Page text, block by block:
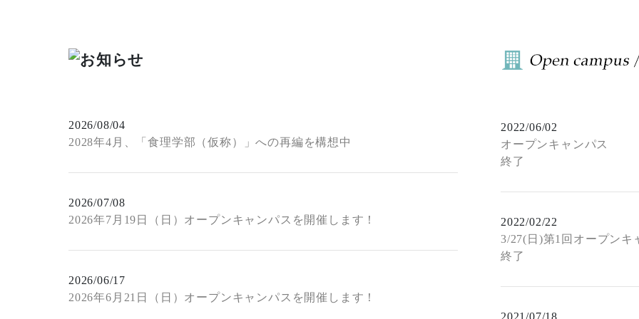
2026/08/04
2028年4月、「食理学部（仮称）」への再編を構想中
2026/07/08
2026年7月19日（日）オープンキャンパスを開催します！
2026/06/17
2026年6月21日（日）オープンキャンパスを開催します！
2022/06/02
オープンキャンパス
終了
2022/02/22
3/27(日)第1回オープンキ
終了
2021/07/18